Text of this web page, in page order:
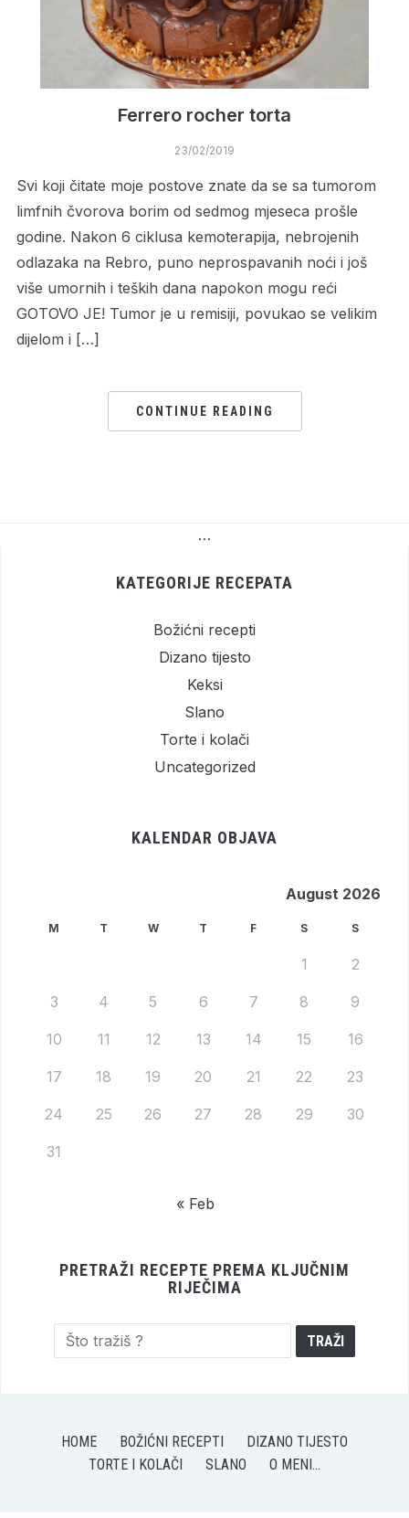
Ferrero rocher torta
23/02/2019
Svi koji čitate moje postove znate da se sa tumorom
limfnih čvorova borim od sedmog mjeseca prošle
godine. Nakon 6 ciklusa kemoterapija, nebrojenih
odlazaka na Rebro, puno neprospavanih noći i još
više umornih i teških dana napokon mogu reći
GOTOVO JE! Tumor je u remisiji, povukao se velikim
dijelom i […]
CONTINUE READING
…
KATEGORIJE RECEPATA
Božićni recepti
Dizano tijesto
Keksi
Slano
Torte i kolači
Uncategorized
KALENDAR OBJAVA
August 2026
M T W T F S S
1 2
3 4 5 6 7 8 9
10 11 12 13 14 15 16
17 18 19 20 21 22 23
24 25 26 27 28 29 30
31
« Feb
PRETRAŽI RECEPTE PREMA KLJUČNIM
RIJEČIMA
HOME BOŽIĆNI RECEPTI
DIZANO TIJESTO
TORTE I KOLAČI
SLANO O MENI…